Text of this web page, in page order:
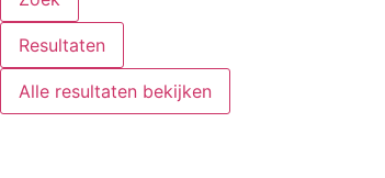
Resultaten
Alle resultaten bekijken